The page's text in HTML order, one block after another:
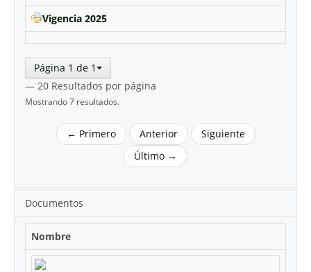
Vigencia 2025
Página 1 de 1
— 20 Resultados por página
Mostrando 7 resultados.
← Primero Anterior
Siguiente
Último →
Documentos
Nombre